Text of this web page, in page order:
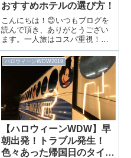
おすすめホテルの選び方！
こんにちは！😊いつもブログを
読んで頂き、ありがとうござい
ます。一人旅はコスパ重視！
WDWおすすめホテルの選び方！
前回は航空券の予約をご紹介し
ました。▶ヒューストンで乗り
継ぎ！！ANA＆ユナイテッド航
空で行くウォルトディズニーワ
ールドオーラン...
ハロウィーンWDW2019
【ハロウィーンWDW】早
朝出発！トラブル発生！
色々あった帰国日のタイム